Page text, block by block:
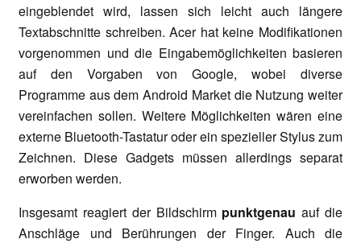
eingeblendet wird, lassen sich leicht auch längere
Textabschnitte schreiben. Acer hat keine Modifikationen
vorgenommen und die Eingabemöglichkeiten basieren
auf den Vorgaben von Google, wobei diverse
Programme aus dem Android Market die Nutzung weiter
vereinfachen sollen. Weitere Möglichkeiten wären eine
externe Bluetooth-Tastatur oder ein spezieller Stylus zum
Zeichnen. Diese Gadgets müssen allerdings separat
erworben werden.
Insgesamt reagiert der Bildschirm punktgenau auf die
Anschläge und Berührungen der Finger. Auch die